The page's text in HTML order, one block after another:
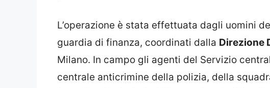
L’operazione è stata effettuata dagli uomini
guardia di finanza, coordinati dalla Direzione
Milano. In campo gli agenti del Servizio
centrale anticrimine della polizia, della